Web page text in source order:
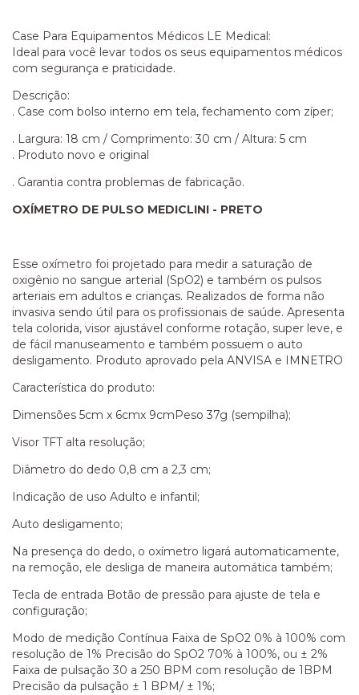
Case Para Equipamentos Médicos LE Medical:
Ideal para você levar todos os seus equipamentos médicos
com segurança e praticidade.
Descrição:
. Case com bolso interno em tela, fechamento com zíper;
. Largura: 18 cm / Comprimento: 30 cm / Altura: 5 cm
. Produto novo e original
. Garantia contra problemas de fabricação.
OXÍMETRO DE PULSO MEDICLINI - PRETO
Esse oxímetro foi projetado para medir a saturação de
oxigênio no sangue arterial (SpO2) e também os pulsos
arteriais em adultos e crianças. Realizados de forma não
invasiva sendo útil para os profissionais de saúde. Apresenta
tela colorida, visor ajustável conforme rotação, super leve, e
de fácil manuseamento e também possuem o auto
desligamento. Produto aprovado pela ANVISA e IMNETRO
Característica do produto:
Dimensões 5cm x 6cmx 9cmPeso 37g (sempilha);
Visor TFT alta resolução;
Diâmetro do dedo 0,8 cm a 2,3 cm;
Indicação de uso Adulto e infantil;
Auto desligamento;
Na presença do dedo, o oxímetro ligará automaticamente,
na remoção, ele desliga de maneira automática também;
Tecla de entrada Botão de pressão para ajuste de tela e
configuração;
Modo de medição Contínua Faixa de SpO2 0% à 100% com
resolução de 1% Precisão do SpO2 70% à 100%, ou ± 2%
Faixa de pulsação 30 a 250 BPM com resolução de 1BPM
Precisão da pulsação ± 1 BPM/ ± 1%;